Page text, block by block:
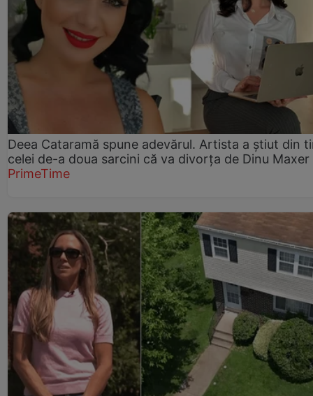
Deea Cataramă spune adevărul. Artista a știut din
celei de-a doua sarcini că va divorța de Dinu Maxer
PrimeTime